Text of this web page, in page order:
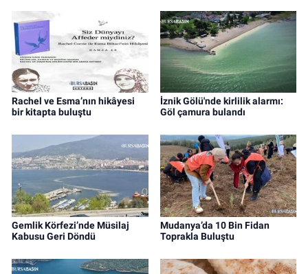
Rachel ve Esma’nın hikâyesi
bir kitapta buluştu
İznik Gölü'nde kirlilik alarmı:
Göl çamura bulandı
Gemlik Körfezi’nde Müsilaj
Kabusu Geri Döndü
Mudanya’da 10 Bin Fidan
Toprakla Buluştu